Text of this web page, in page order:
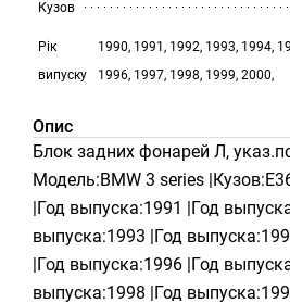
Кузов
Рік
випуску
1990, 1991, 1992, 1993, 1994,
1996, 1997, 1998, 1999, 2000,
Опис
Блок задних фонарей Л,
Модель:BMW 3 series
|Год выпуска:1991 |Год
выпуска:1993 |Год
|Год выпуска:1996 |Год
выпуска:1998 |Год